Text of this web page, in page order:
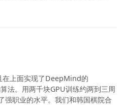
在上面实现了DeepMind的
法。用两千块GPU训练约两到三周
强职业的水平。我们和韩国棋院合